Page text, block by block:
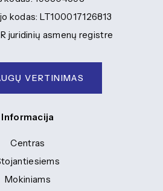
kodas: LT100017126813
juridinių asmenų registre
VERTINIMAS
Informacija
Centras
Mokiniams